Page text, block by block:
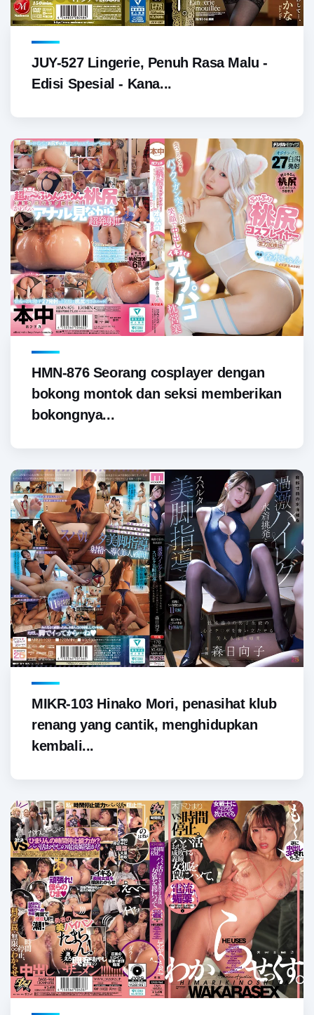
JUY-527 Lingerie, Penuh Rasa Malu -
Edisi Spesial - Kana...
HMN-876 Seorang cosplayer dengan
bokong montok dan seksi memberikan
bokongnya...
MIKR-103 Hinako Mori, penasihat klub
renang yang cantik, menghidupkan
kembali...